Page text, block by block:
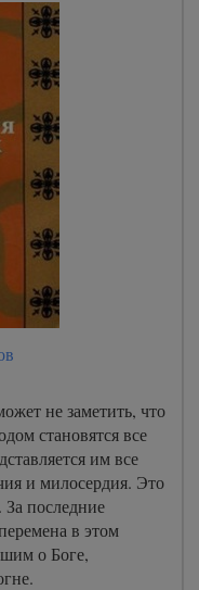
не заметить, что
становятся все
им все
и милосердия. Это
последние
в этом
о Боге,